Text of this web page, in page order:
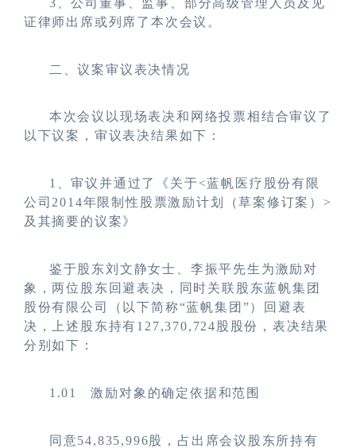
证律师出席或列席了本次会议。
二、议案审议表决情况
本次会议以现场表决和网络投票相结合审议了
以下议案，审议表决结果如下：
1 、审议并通过了
《关于<蓝帆医疗股份有限
公司2014年限制性股票激励计划（草案修订案）>
及其摘要的议案》
鉴于股东刘文静女士、李振平先生为激励对
象，两位股东回避表决，同时关联股东蓝帆集团
股份有限公司（以下简称“蓝帆集团”）回避表
决，上述股东持有127,370,724股股份，表决结果
分别如下：
1.01激励对象的确定依据和范围
同意54,835,996股，占出席会议股东所持有